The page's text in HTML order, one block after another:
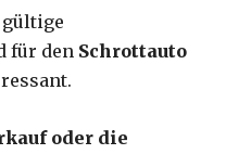
gültige
für den Schrottauto
oder die